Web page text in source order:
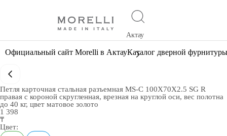
Актау
Официальный сайт Morelli в АктауКаталог дверной фурнитуры
Петля карточная стальная разъемная MS-C 100X70X2.5 SG R
правая с короной скругленная, врезная на круглой оси, вес полотна
до 40 кг, цвет матовое золото
1 398
₸
Цвет: